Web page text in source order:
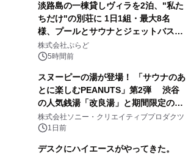
淡路島の一棟貸しヴィラを2泊、"私た
ちだけ"の別荘に 1日1組・最大8名
様、プールとサウナとジェットバス付
きで Villa Mon Temps AWAJIの連泊
素泊りプラン
株式会社ぷらど
5時間前
スヌーピーの湯が登場！ 「サウナのあ
とに楽しむPEANUTS」第2弾 渋谷
の人気銭湯「改良湯」と期間限定のコ
ラボレーション サウナイキタイコラ
ボグッズも発売決定！
株式会社ソニー・クリエイティブプロダクツ
1日前
デスクにハイエースがやってきた。